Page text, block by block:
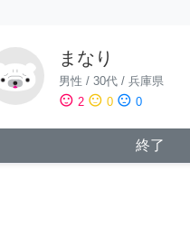
まなり
男性 / 30代/ 兵庫県
sentiment_satisfied 2 sentiment_neutral 0 sentiment_dissatisfied 0
終了